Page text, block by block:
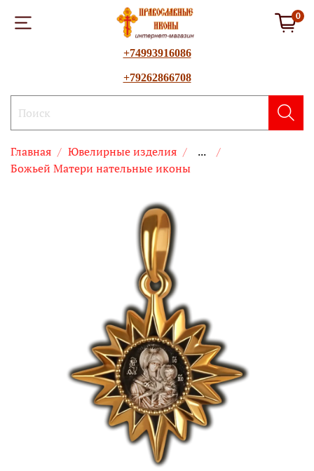
0
+74993916086
+79262866708
Главная Ювелирные изделия
...
Божьей Матери нательные иконы